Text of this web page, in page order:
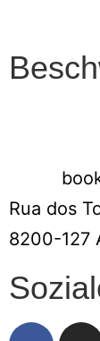
Rua dos
8200-127